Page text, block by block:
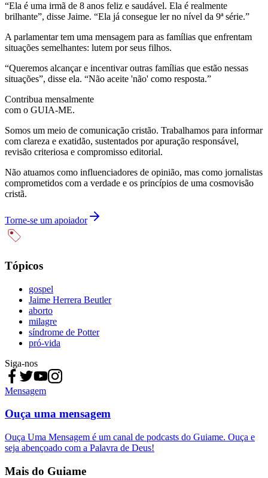
“Ela é uma irmã de 8 anos feliz e saudável. Ela é realmente
brilhante”, disse Jaime. “Ela já consegue ler no nível da 9ª série.”
A parlamentar tem uma mensagem para as famílias que enfrentam
situações semelhantes: lutem por seus filhos.
“Queremos alcançar e incentivar outras famílias que estão nessas
situações”, disse ela. “Não aceite 'não' como resposta.”
Contribua mensalmente
com o GUIA-ME.
Somos um meio de comunicação cristão. Trabalhamos para informar
com clareza e exatidão, sustentados por apuração responsável,
revisão criteriosa e compromisso editorial.
Não atuamos como influenciadores de opinião, mas como jornalistas
comprometidos com a verdade e os princípios de uma cosmovisão
cristã.
Torne-se um apoiador
Tópicos
gospel
Jaime Herrera Beutler
aborto
milagre
síndrome de Potter
pró-vida
Siga-nos
Mensagem
Ouça uma mensagem
Ouça Uma Mensagem é um canal de podcasts do Guiame. Ouça e
seja abençoado com a Palavra de Deus!
Mais do Guiame